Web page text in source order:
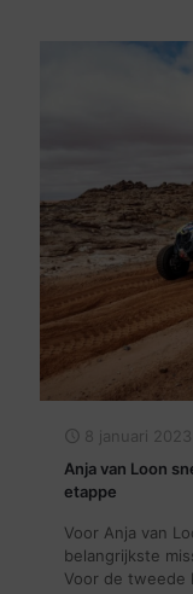
8 januari 2023
Anja van Loon
etappe
Voor Anja van
belangrijkste
Voor de tweede